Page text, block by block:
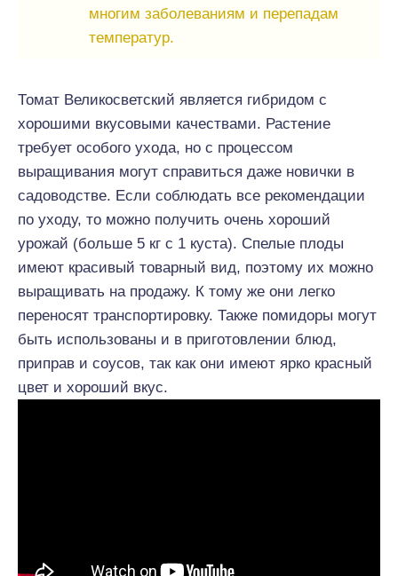
многим заболеваниям и перепадам
температур.
Томат Великосветский является гибридом с
хорошими вкусовыми качествами. Растение
требует особого ухода, но с процессом
выращивания могут справиться даже новички в
садоводстве. Если соблюдать все рекомендации
по уходу, то можно получить очень хороший
урожай (больше 5 кг с 1 куста). Спелые плоды
имеют красивый товарный вид, поэтому их можно
выращивать на продажу. К тому же они легко
переносят транспортировку. Также помидоры могут
быть использованы и в приготовлении блюд,
приправ и соусов, так как они имеют ярко красный
цвет и хороший вкус.